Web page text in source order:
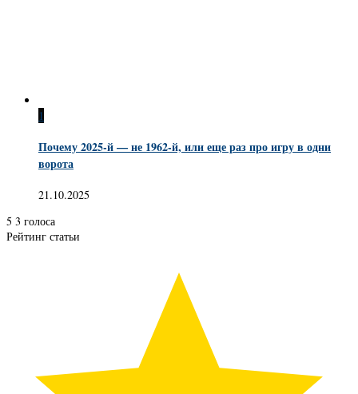
1
Почему 2025-й — не 1962-й, или еще раз про игру в одни
ворота
21.10.2025
5 3 голоса
Рейтинг статьи